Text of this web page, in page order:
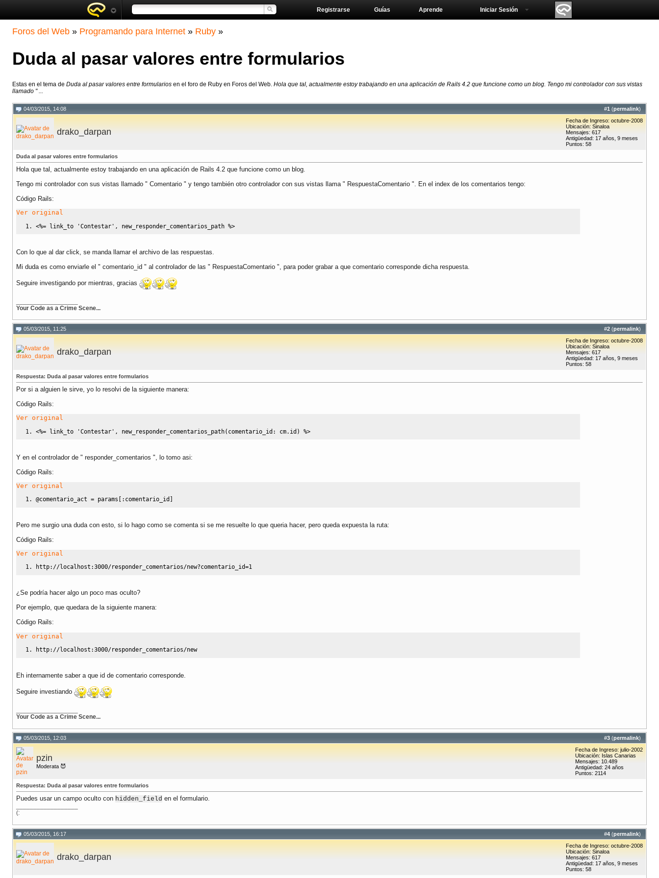
Aprende
Guías
Registrarse Iniciar Sesión
Foros del Web » Programando para Internet » Ruby »
Duda al pasar valores entre formularios
Estas en el tema de Duda al pasar valores entre formularios en el foro de Ruby en Foros del Web. Hola que tal, actualmente estoy trabajando en una aplicación de Rails 4.2 que funcione como un blog. Tengo mi controlador con sus vistas
llamado " ...
#1 (permalink)
04/03/2015, 14:08
drako_darpan
Fecha de Ingreso: octubre-2008
Ubicación: Sinaloa
Mensajes: 617
Antigüedad: 17 años, 9 meses
Puntos: 58
Duda al pasar valores entre formularios
Hola que tal, actualmente estoy trabajando en una aplicación de Rails 4.2 que funcione como un blog.
Tengo mi controlador con sus vistas llamado " Comentario " y tengo también otro controlador con sus vistas llama " RespuestaComentario ". En el index de los comentarios tengo:
Código Rails:
Ver original
<%= link_to 'Contestar' , new_responder_comentarios_path %>
Con lo que al dar click, se manda llamar el archivo de las respuestas.
Mi duda es como enviarle el " comentario_id " al controlador de las " RespuestaComentario ", para poder grabar a que comentario corresponde dicha respuesta.
Seguire investigando por mientras, gracias
Your Code as a Crime Scene...
#2 (permalink)
05/03/2015, 11:25
drako_darpan
Fecha de Ingreso: octubre-2008
Ubicación: Sinaloa
Mensajes: 617
Antigüedad: 17 años, 9 meses
Puntos: 58
Respuesta: Duda al pasar valores entre formularios
Por si a alguien le sirve, yo lo resolvi de la siguiente manera:
Código Rails:
Ver original
<%= link_to 'Contestar' , new_responder_comentarios_path( comentario_id: cm. id ) %>
Y en el controlador de " responder_comentarios ", lo tomo asi:
Código Rails:
Ver original
@comentario_act = params :comentario_id
Pero me surgio una duda con esto, si lo hago como se comenta si se me resuelte lo que queria hacer, pero queda expuesta la ruta:
Código Rails:
Ver original
http: //localhost:3000/responder_comentarios/new?comentario_id=1
¿Se podría hacer algo un poco mas oculto?
Por ejemplo, que quedara de la siguiente manera:
Código Rails:
Ver original
http: //localhost:3000/responder_comentarios/new
Eh internamente saber a que id de comentario corresponde.
Seguire investiando
Your Code as a Crime Scene...
#3 (permalink)
05/03/2015, 12:03
pzin
Moderata 😈
Fecha de Ingreso: julio-2002
Ubicación: Islas Canarias
Mensajes: 10.489
Antigüedad: 24 años
Puntos: 2114
Respuesta: Duda al pasar valores entre formularios
Puedes usar un campo oculto con hidden_field en el formulario.
(:
#4 (permalink)
05/03/2015, 16:17
drako_darpan
Fecha de Ingreso: octubre-2008
Ubicación: Sinaloa
Mensajes: 617
Antigüedad: 17 años, 9 meses
Puntos: 58